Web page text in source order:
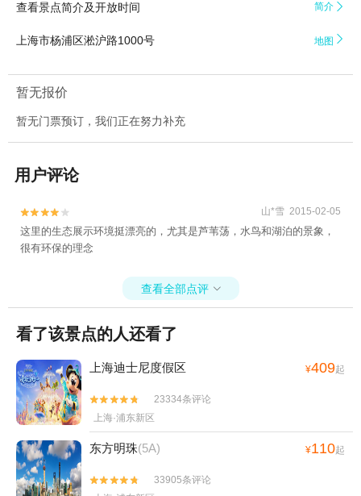
查看景点简介及开放时间 简介 
上海市杨浦区淞沪路1000号 地图 
暂无报价
暂无门票预订，我们正在努力补充
用户评论

 山*雪 2015-02-05
这里的生态展示环境挺漂亮的，尤其是芦苇荡，水鸟和湖泊的景象，
很有环保的理念
查看全部点评 
看了该景点的人还看了
上海迪士尼度假区 ¥409起


23334条评论
上海·浦东新区
东方明珠(5A) ¥110起


33905条评论